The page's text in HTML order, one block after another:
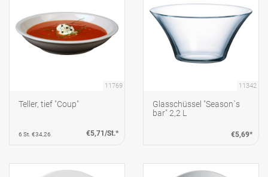
11769
Teller, tief "Coup"
6 St. €34,26 €5,71/St.*
11342
Glasschüssel "Season`s
bar" 2,2 L
€5,69*